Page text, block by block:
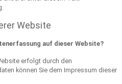
Website
auf dieser Website?
erfolgt durch den
können Sie dem Impressum dieser